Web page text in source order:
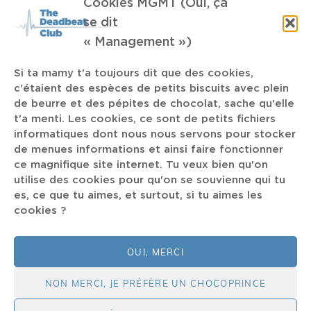
Cookies MGMT (Oui, ça
se dit
« Management »)
Si ta mamy t'a toujours dit que des cookies,
c'étaient des espèces de petits biscuits avec plein
de beurre et des pépites de chocolat, sache qu'elle
t'a menti. Les cookies, ce sont de petits fichiers
informatiques dont nous nous servons pour stocker
de menues informations et ainsi faire fonctionner
ce magnifique site internet. Tu veux bien qu'on
utilise des cookies pour qu'on se souvienne qui tu
es, ce que tu aimes, et surtout, si tu aimes les
cookies ?
OUI, MERCI
NON MERCI, JE PRÉFÈRE UN CHOCOPRINCE
facebook
twitter
mailinstagram
spotify
TAGS
Kiss My Jazz Otis Stacks Doodeskader Tournai Jazz
Bob Dylan Aziza Abstract Hip Hop Courtney Barnett
Oxycodone Dynamo band Christmas Hoegaarden Rosé
Épisode 3 his problem angry Creation